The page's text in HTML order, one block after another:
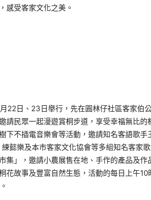
感受客家文化之美。
22日、23日舉行，先在圓林仔社區客家伯
請民眾一起漫遊賞桐步道，享受幸福無比的
下不插電音樂會等活動，邀請知名客語歌手
懿樂及本市客家文化協會等多組知名客家
」，邀請小農展售在地、手作的產品及作
花故事及豐富自然生態，活動的每日上午10